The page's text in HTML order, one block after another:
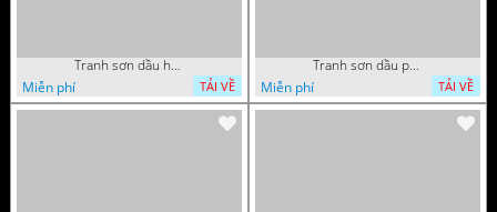
Tranh sơn dầu hoa quả tĩnh vật nghệ thuật gắn tường
Miễn phí
TẢI VỀ
Tranh sơn dầu phong cảnh mùa thu cây lá vàng và nai trang trí tường
Miễn phí
TẢI VỀ